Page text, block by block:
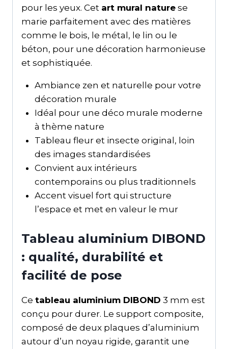
pour les yeux. Cet art mural nature se
marie parfaitement avec des matières
comme le bois, le métal, le lin ou le
béton, pour une décoration harmonieuse
et sophistiquée.
Ambiance zen et naturelle pour votre
décoration murale
Idéal pour une déco murale moderne
à thème nature
Tableau fleur et insecte original, loin
des images standardisées
Convient aux intérieurs
contemporains ou plus traditionnels
Accent visuel fort qui structure
l’espace et met en valeur le mur
Tableau aluminium DIBOND
: qualité, durabilité et
facilité de pose
Ce tableau aluminium DIBOND 3 mm est
conçu pour durer. Le support composite,
composé de deux plaques d’aluminium
autour d’un noyau rigide, garantit une